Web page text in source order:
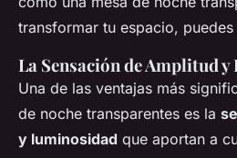
transformar tu espacio,
La Sensación de Amplitud
Una de las ventajas más
de noche transparentes es la
y luminosidad que aportan a